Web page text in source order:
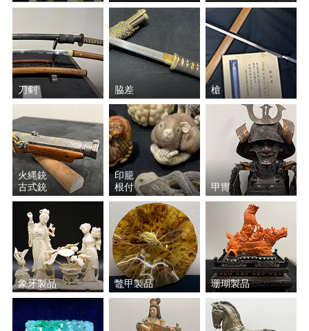
刀剣 脇差 槍
火縄銃
古式銃
印籠
根付
甲冑
象牙製品 鼈甲製品 珊瑚製品